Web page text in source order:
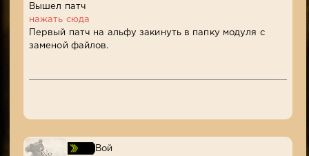
Вышел патч
нажать сюда
Первый патч на альфу закинуть в папку модуля с
заменой файлов.
Вой